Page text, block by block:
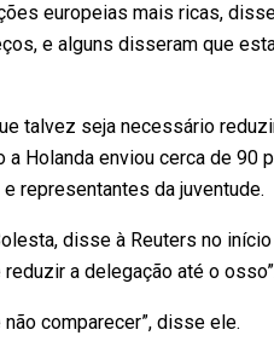
europeias mais ricas,
e alguns disseram que
talvez seja necessário
Holanda enviou cerca de 90
representantes da juventude.
disse à Reuters no
a delegação até o
comparecer”, disse ele.